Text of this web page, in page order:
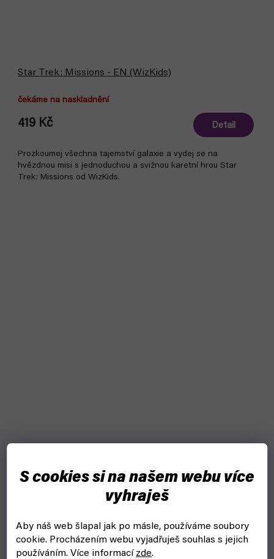
S cookies si na našem webu více
vyhraješ
Aby náš web šlapal jak po másle, používáme soubory
cookie. Procházením webu vyjadřuješ souhlas s jejich
používáním. Více informací zde.
Star Trek: Missions - EN (WizKids)
čekáme na naskladnění
419 Kč Detail
Prozkoumej všechna tajemství galaxie a vydej se na
hvězdnou misi s jednoduchou a svižnou karetní hrou Star
Trek: Missions od WizKids.
skladem, ihned k odeslání
Model moderní vesmírné lodě U.S.S. Voyager ke slepení pro